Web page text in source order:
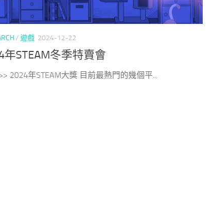
/ 遊戲 2024-12-22
年STEAM冬季特賣會
2024年STEAM大獎 目前最熱門的幾個平...